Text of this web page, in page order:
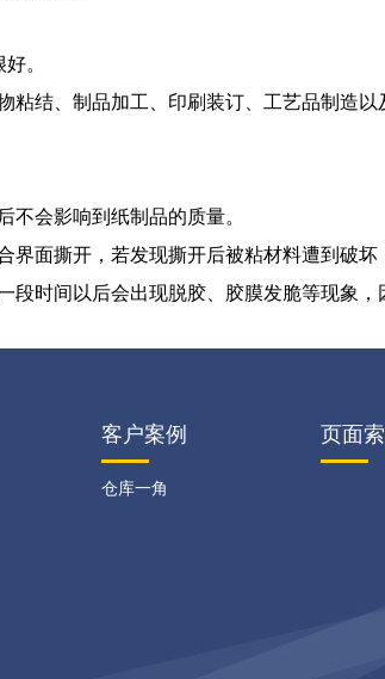
。
、制品加工、印刷装订、工艺品制造以
会影响到纸制品的质量。
面撕开，若发现撕开后被粘材料遭到破坏
时间以后会出现脱胶、胶膜发脆等现象
客户案例
仓库一角
页面索